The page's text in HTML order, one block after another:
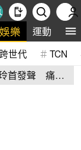
娛樂 運動 全
跨世代 TCN
首發聲 痛揭